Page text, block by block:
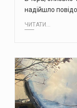
надійшло
ЧИТАТИ...